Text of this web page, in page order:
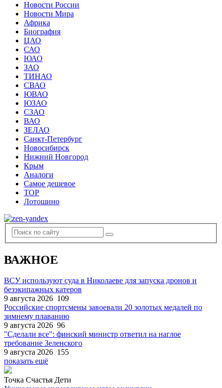
Новости России
Новости Мира
Африка
Биография
ЦАО
САО
ЮАО
ЗАО
ТИНАО
СВАО
ЮВАО
ЮЗАО
СЗАО
ВАО
ЗЕЛАО
Санкт-Петербург
Новосибирск
Нижний Новгород
Крым
Аналоги
Самое дешевое
TOP
Лотошино
ВАЖНОЕ
ВСУ используют суда в Николаеве для запуска дронов и
безэкипажных катеров
9 августа 2026 109
Российские спортсмены завоевали 20 золотых медалей по
зимнему плаванию
9 августа 2026 96
"Сделали все": финский министр ответил на наглое
требование Зеленского
9 августа 2026 155
показать ещё
Точка Счастья Дети